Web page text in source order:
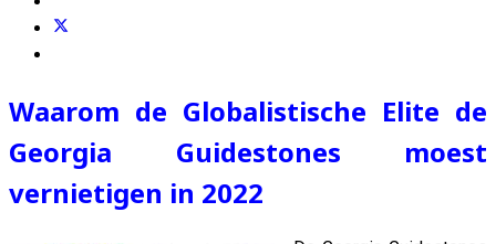
Waarom de Globalistische Elite de
Georgia Guidestones moest
vernietigen in 2022